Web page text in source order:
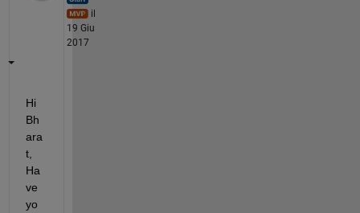
il
19 Giu
2017
Hi
Bh
ara
t,
Ha
ve
yo